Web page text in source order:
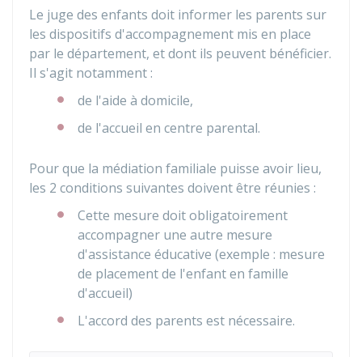
Le juge des enfants doit informer les parents sur
les dispositifs d'accompagnement mis en place
par le département, et dont ils peuvent bénéficier.
Il s'agit notamment :
de l'aide à domicile,
de l'accueil en centre parental.
Pour que la médiation familiale puisse avoir lieu,
les 2 conditions suivantes doivent être réunies :
Cette mesure doit obligatoirement
accompagner une autre mesure
d'assistance éducative (exemple : mesure
de placement de l'enfant en famille
d'accueil)
L'accord des parents est nécessaire.